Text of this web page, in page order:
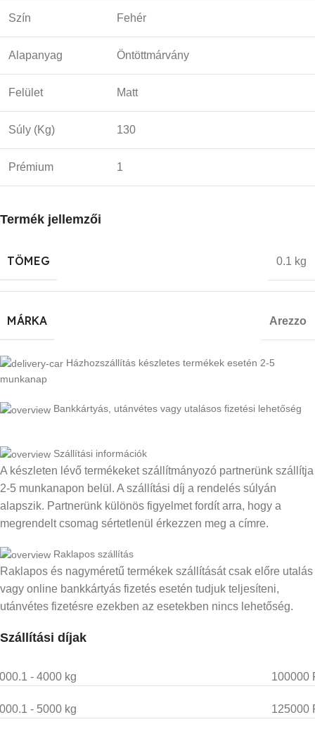
Szín Fehér
Alapanyag Öntöttmárvány
Felület Matt
Súly (Kg) 130
Prémium 1
Termék jellemzői
TÖMEG 0.1 kg
MÁRKA Arezzo
Házhozszállítás készletes termékek esetén 2-5
munkanap
Bankkártyás, utánvétes vagy utalásos fizetési lehetőség
Szállítási információk
A készleten lévő termékeket szállítmányozó partnerünk szállítja
2-5 munkanapon belül. A szállítási díj a rendelés súlyán
alapszik. Partnerünk különös figyelmet fordít arra, hogy a
megrendelt csomag sértetlenül érkezzen meg a címre.
Raklapos szállítás
Raklapos és nagyméretű termékek szállítását csak előre utalás
vagy online bankkártyás fizetés esetén tudjuk teljesíteni,
utánvétes fizetésre ezekben az esetekben nincs lehetőség.
Szállítási díjak
- 4000 kg 100000
- 5000 kg 125000